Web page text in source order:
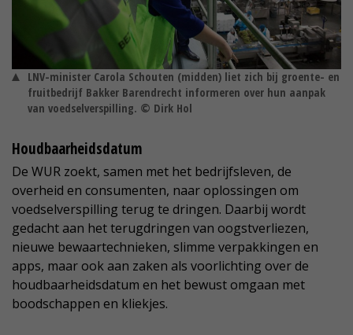
LNV-minister Carola Schouten (midden) liet zich bij groente- en
fruitbedrijf Bakker Barendrecht informeren over hun aanpak
van voedselverspilling. © Dirk Hol
Houdbaarheidsdatum
De WUR zoekt, samen met het bedrijfsleven, de
overheid en consumenten, naar oplossingen om
voedselverspilling terug te dringen. Daarbij wordt
gedacht aan het terugdringen van oogstverliezen,
nieuwe bewaartechnieken, slimme verpakkingen en
apps, maar ook aan zaken als voorlichting over de
houdbaarheidsdatum en het bewust omgaan met
boodschappen en kliekjes.